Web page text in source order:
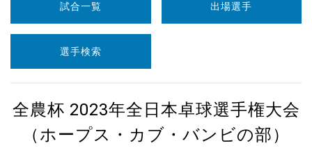
試合一覧 出場選手
選手検索
全農杯 2023年全日本卓球選手権大会
（ホープス・カブ・バンビの部）